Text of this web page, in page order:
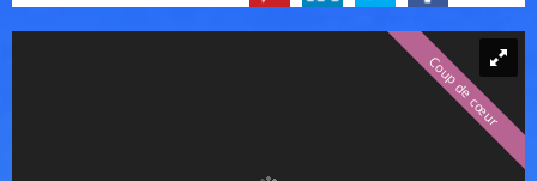
Coup de cœur